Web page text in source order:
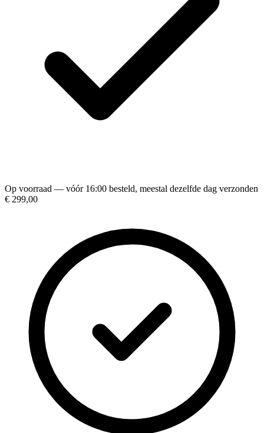
Op voorraad — vóór 16:00 besteld, meestal dezelfde dag verzonden
€ 299,00